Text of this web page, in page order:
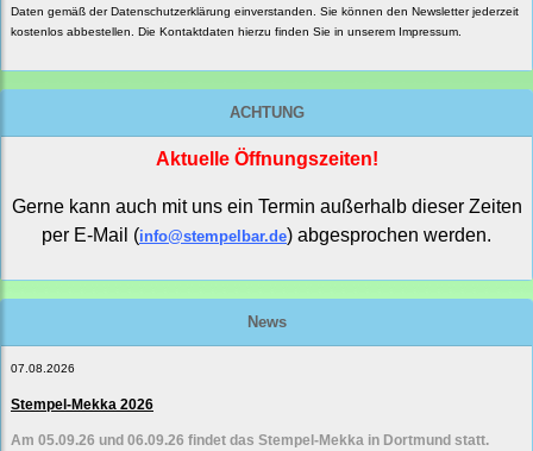
Daten gemäß der Datenschutzerklärung einverstanden. Sie können den Newsletter jederzeit
kostenlos abbestellen. Die Kontaktdaten hierzu finden Sie in unserem Impressum.
ACHTUNG
Aktuelle Öffnungszeiten!
Gerne kann auch mit uns ein Termin außerhalb dieser Zeiten
per E-Mail (info@stempelbar.de) abgesprochen werden.
News
07.08.2026
Stempel-Mekka 2026
Am 05.09.26 und 06.09.26 findet das Stempel-Mekka in Dortmund statt.